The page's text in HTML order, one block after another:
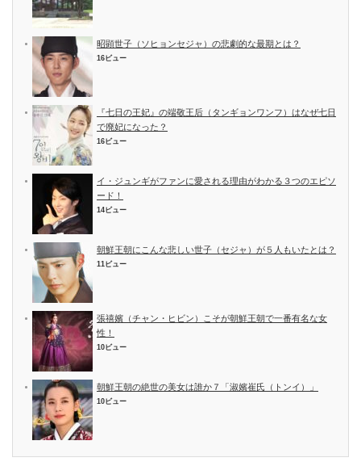
昭顕世子（ソヒョンセジャ）の悲劇的な最期とは？
16ビュー
『七日の王妃』の端敬王后（タンギョンワンフ）はなぜ七日
で廃妃になった？
16ビュー
イ・ジュンギがファンに愛される理由がわかる３つのエピソ
ード！
14ビュー
朝鮮王朝にこんな悲しい世子（セジャ）が５人もいたとは？
11ビュー
張禧嬪（チャン・ヒビン）こそが朝鮮王朝で一番有名な女
性！
10ビュー
朝鮮王朝の絶世の美女は誰か７「淑嬪崔氏（トンイ）」
10ビュー